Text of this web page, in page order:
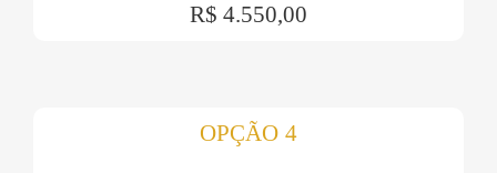
R$ 4.550,00
OPÇÃO 4